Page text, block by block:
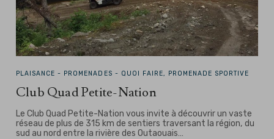
PLAISANCE - PROMENADES - QUOI FAIRE, PROMENADE SPORTIVE
Club Quad Petite-Nation
Le Club Quad Petite-Nation vous invite à découvrir un vaste
réseau de plus de 315 km de sentiers traversant la région, du
sud au nord entre la rivière des Outaouais…